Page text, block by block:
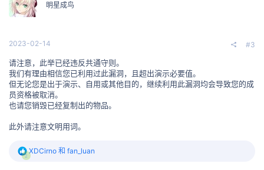
明星成鸟
2023-02-14 #3
请注意，此举已经违反共通守则。
我们有理由相信您已利用过此漏洞，且超出演示必要值。
但无论您是出于演示、自用或其他目的，继续利用此漏洞均会导致您的成
员资格被取消。
也请您销毁已经复制出的物品。
此外请注意文明用词。
2
反
馈
XDCirno 和 fan_luan